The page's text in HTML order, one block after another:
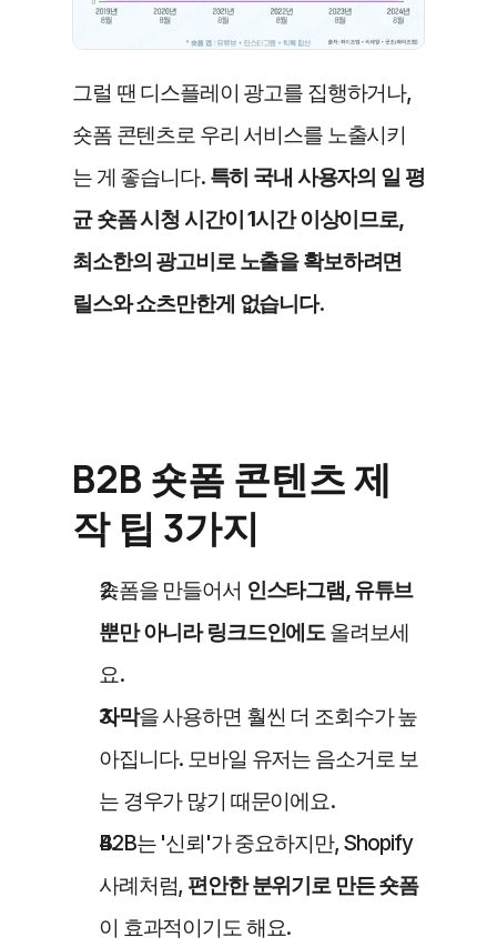
그럴 땐 디스플레이 광고를 집행하거나,
숏폼 콘텐츠로 우리 서비스를 노출시키
는 게 좋습니다. 특히 국내 사용자의 일 평
균 숏폼 시청 시간이 1시간 이상이므로,
최소한의 광고비로 노출을 확보하려면
릴스와 쇼츠만한게 없습니다.
B2B 숏폼 콘텐츠 제
작 팁 3가지
숏폼을 만들어서 인스타그램, 유튜브
뿐만 아니라 링크드인에도 올려보세
요.
자막을 사용하면 훨씬 더 조회수가 높
아집니다. 모바일 유저는 음소거로 보
는 경우가 많기 때문이에요.
B2B는 '신뢰'가 중요하지만, Shopify
사례처럼, 편안한 분위기로 만든 숏폼
이 효과적이기도 해요.